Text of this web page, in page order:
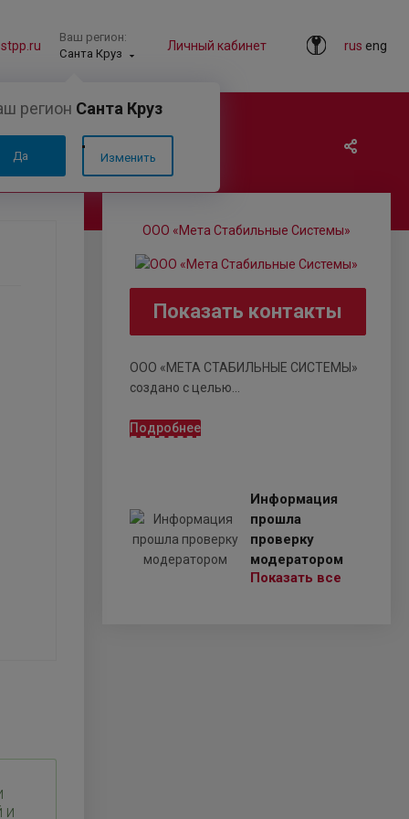
rus eng
Личный кабинет
Ваш регион:
Санта Круз
регион Санта Круз
Да Изменить
ООО «Мета Стабильные Системы»
Показать контакты
ООО «МЕТА СТАБИЛЬНЫЕ СИСТЕМЫ»
создано с целью...
Подробнее
Информация
прошла
проверку
модератором
Показать все
и